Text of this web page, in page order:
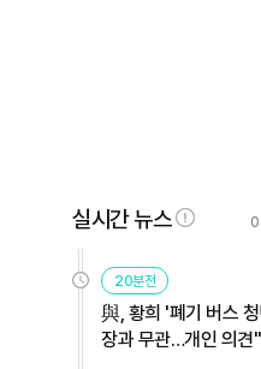
실시간 뉴스
20분전
與, 황희 '폐기 버스
장과 무관…개인 의견"